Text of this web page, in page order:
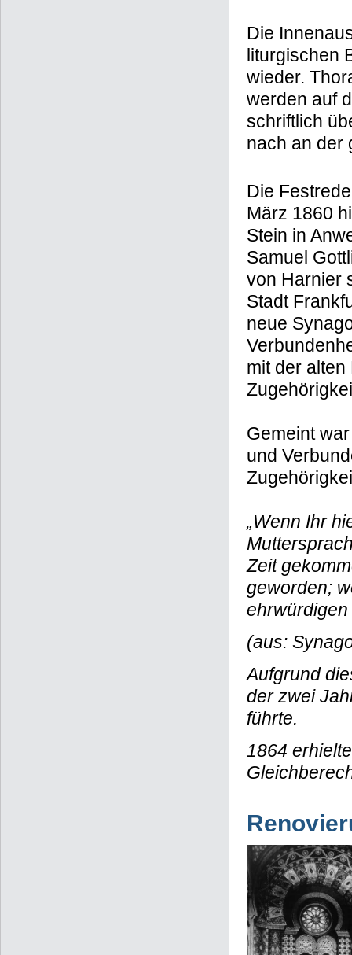
Die
liturgischen
wieder.
werden auf
schriftlich
nach an der
Die
März 1860
Stein in
Samuel
von Harnier
Stadt
neue
mit der
Gemeint
und
„Wenn Ihr
Zeit
geworden;
(aus:
Aufgrund
der zwei
führte.
1864